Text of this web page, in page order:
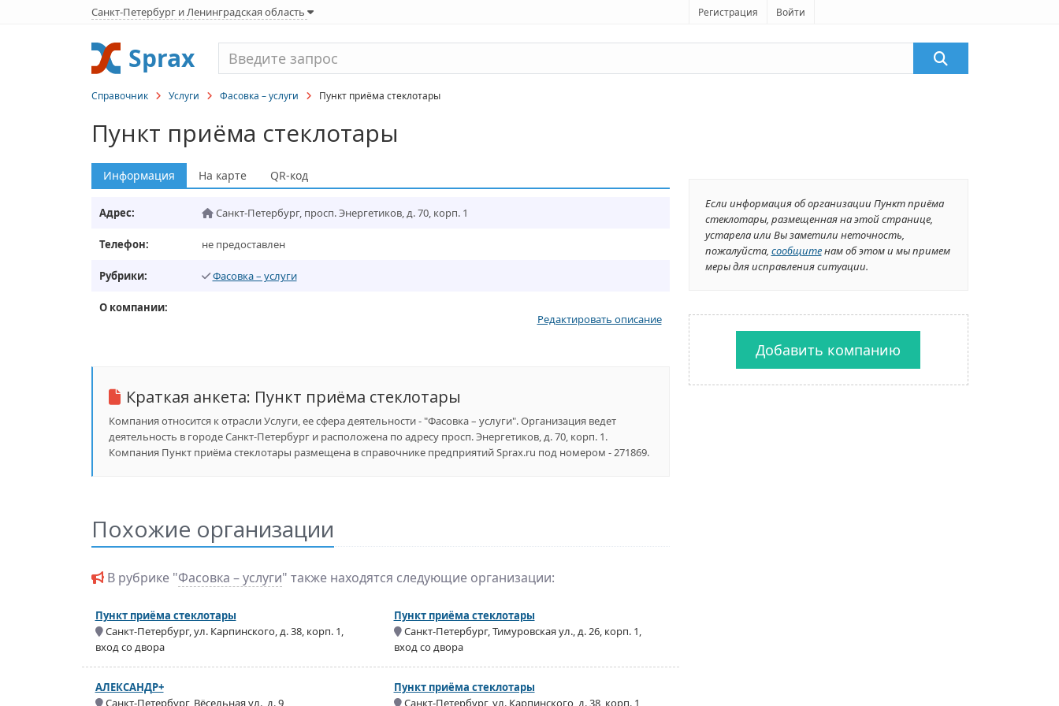
Санкт-Петербург и Ленинградская область Регистрация Войти
Sprax
Справочник Услуги Фасовка – услуги Пункт приёма стеклотары
Пункт приёма стеклотары
Информация На карте QR-код
Адрес: Санкт-Петербург, просп. Энергетиков, д. 70, корп. 1
Телефон: не предоставлен
Рубрики: Фасовка – услуги
О компании:
Редактировать описание
Краткая анкета: Пункт приёма стеклотары
Компания относится к отрасли Услуги, ее сфера деятельности - "Фасовка – услуги". Организация ведет
деятельность в городе Санкт-Петербург и расположена по адресу просп. Энергетиков, д. 70, корп. 1.
Компания Пункт приёма стеклотары размещена в справочнике предприятий Sprax.ru под номером - 271869.
Похожие организации
В рубрике "Фасовка – услуги" также находятся следующие организации:
Пункт приёма стеклотары
Санкт-Петербург, ул. Карпинского, д. 38, корп. 1,
вход со двора
Пункт приёма стеклотары
Санкт-Петербург, Тимуровская ул., д. 26, корп. 1,
вход со двора
АЛЕКСАНДР+
Санкт-Петербург, Вёсельная ул., д. 9
Пункт приёма стеклотары
Санкт-Петербург, ул. Карпинского, д. 38, корп. 1,
Если информация об организации Пункт приёма
стеклотары, размещенная на этой странице,
устарела или Вы заметили неточность,
пожалуйста, сообщитенам об этом и мы примем
меры для исправления ситуации.
Добавить компанию